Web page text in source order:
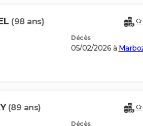
(98 ans)
Décès
05/02/2026 à
(89 ans)
Décès